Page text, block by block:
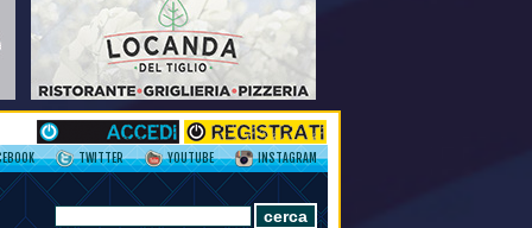
TWITTER YOUTUBE INSTAGRAM